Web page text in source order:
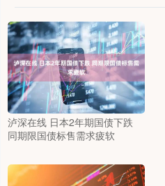
泸深在线 日本2年期国债下跌
同期限国债标售需求疲软